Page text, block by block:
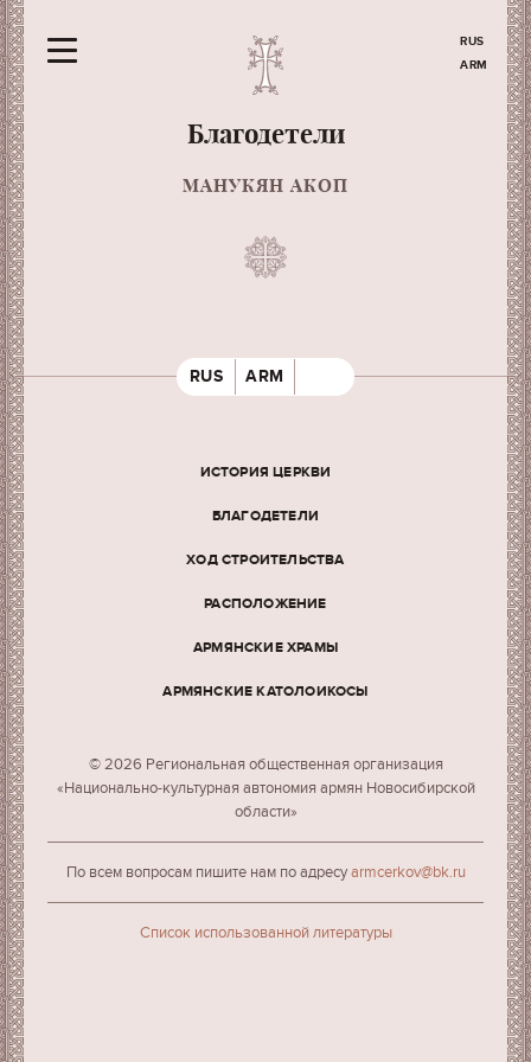
RUS
ARM
Благодетели
МАНУКЯН АКОП
RUS ARM
ИСТОРИЯ ЦЕРКВИ
БЛАГОДЕТЕЛИ
ХОД СТРОИТЕЛЬСТВА
РАСПОЛОЖЕНИЕ
АРМЯНСКИЕ ХРАМЫ
АРМЯНСКИЕ КАТОЛОИКОСЫ
© 2026 Региональная общественная организация
«Национально-культурная автономия армян Новосибирской
области»
По всем вопросам пишите нам по адресуarmcerkov@bk.ru
Cписок использованной литературы